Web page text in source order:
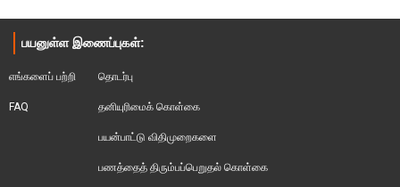
பயனுள்ள இணைப்புகள்:
எங்களைப் பற்றி
FAQ
தொடர்பு
தனியுரிமைக் கொள்கை
பயன்பாட்டு விதிமுறைகளை
பணத்தைத் திரும்பப்பெறுதல் கொள்கை